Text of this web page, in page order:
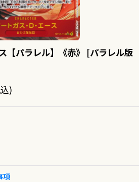
【パラレル】《赤》 [パラレル版
)
項